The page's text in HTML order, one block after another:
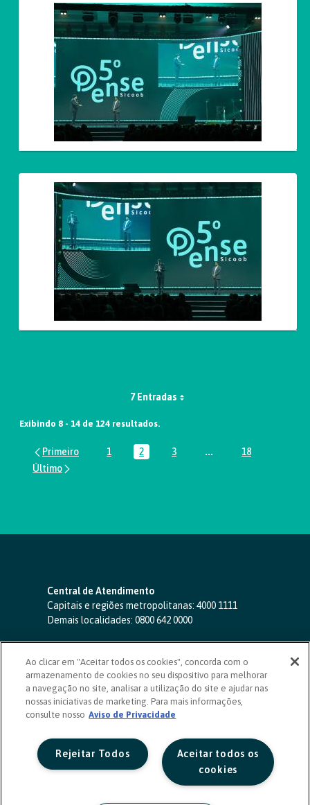
7 Entradas
Exibindo 8 - 14 de 124 resultados.
Página
1 Página
2 Página
3 ...PáginasPágina
18
Central de Atendimento
Capitais e regiões metropolitanas: 4000 1111
Demais localidades: 0800 642 0000
SAC 24 horas-0800 724 4420
Ouvidoria
0800 725 0996
(de segunda a sexta, das 8h às 20h)
ouvidoriasicoob.com.br
Deficientes auditivos ou de fala
Ao clicar em "Aceitar todos os cookies", concorda com o
armazenamento de cookies no seu dispositivo para melhorar
a navegação no site, analisar a utilização do site e ajudar nas
nossas iniciativas de marketing. Para mais informações,
consulte nosso Aviso de Privacidade
Aceitar todos os
cookies
Rejeitar Todos